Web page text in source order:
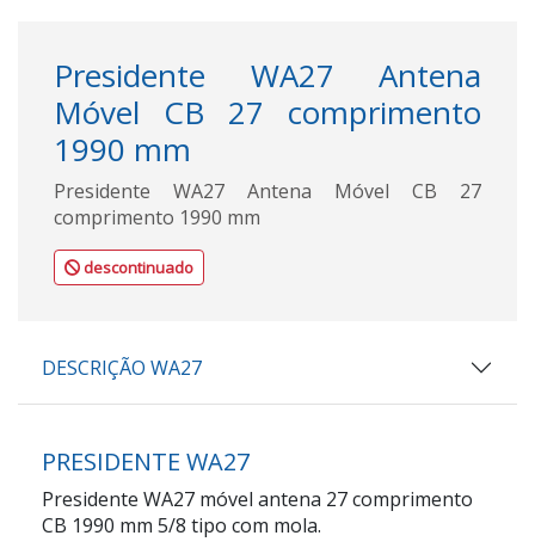
Presidente WA27 Antena
Móvel CB 27 comprimento
1990 mm
Presidente WA27 Antena Móvel CB 27
comprimento 1990 mm
descontinuado
DESCRIÇÃO WA27
PRESIDENTE WA27
Presidente WA27 móvel antena 27 comprimento
CB 1990 mm 5/8 tipo com mola.